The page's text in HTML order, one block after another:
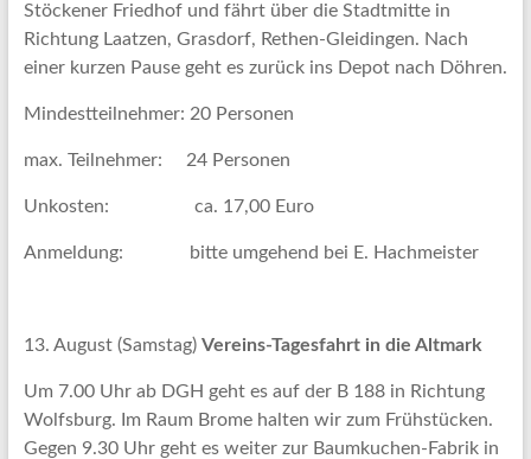
Stöckener Friedhof und fährt über die Stadtmitte in
Richtung Laatzen, Grasdorf, Rethen-Gleidingen. Nach
einer kurzen Pause geht es zurück ins Depot nach Döhren.
Mindestteilnehmer: 20 Personen
max. Teilnehmer: 24 Personen
Unkosten: ca. 17,00 Euro
Anmeldung: bitte umgehend bei E. Hachmeister
13. August (Samstag) Vereins-Tagesfahrt in die Altmark
Um 7.00 Uhr ab DGH geht es auf der B 188 in Richtung
Wolfsburg. Im Raum Brome halten wir zum Frühstücken.
Gegen 9.30 Uhr geht es weiter zur Baumkuchen-Fabrik in